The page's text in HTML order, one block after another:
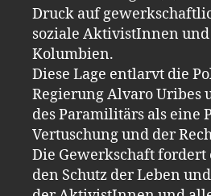
Druck auf
soziale AktivistInnen
Kolumbien.
Diese Lage entlarvt die
Regierung Alvaro Uribes
des Paramilitärs als eine
Vertuschung und der
Die Gewerkschaft
den Schutz der Leben